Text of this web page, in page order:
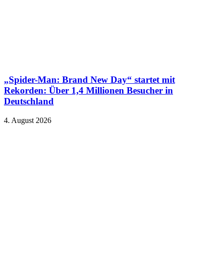
„Spider-Man: Brand New Day“ startet mit
Rekorden: Über 1,4 Millionen Besucher in
Deutschland
4. August 2026